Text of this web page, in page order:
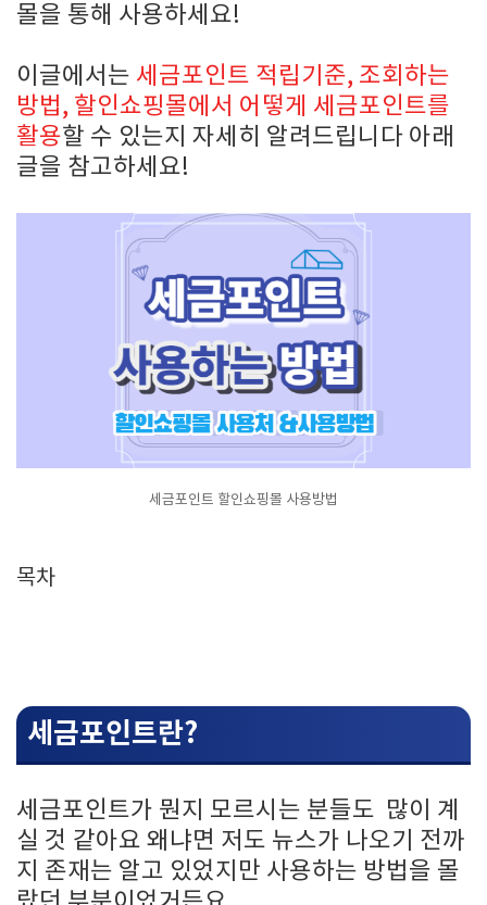
몰을 통해 사용하세요!
이글에서는 세금포인트 적립기준, 조회하는
방법, 할인쇼핑몰에서 어떻게 세금포인트를
활용할 수 있는지 자세히 알려드립니다 아래
글을 참고하세요!
세금포인트 할인쇼핑몰 사용방법
목차
세금포인트란?
세금포인트가 뭔지 모르시는 분들도 많이 계
실 것 같아요 왜냐면 저도 뉴스가 나오기 전까
지 존재는 알고 있었지만 사용하는 방법을 몰